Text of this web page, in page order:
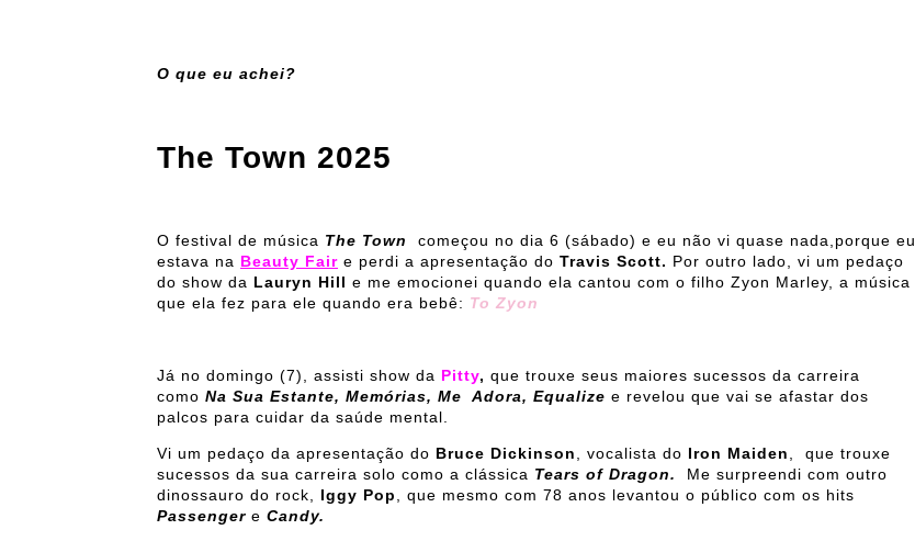
O que eu achei?
The Town 2025
O festival de música The Town
começou no dia 6 (sábado) e eu não vi quase nada,porque eu
estava na Beauty Fair e perdi a apresentação do Travis Scott. Por outro lado, vi um pedaço
do show da Lauryn Hill e me emocionei quando ela cantou com o filho Zyon Marley, a música
que ela fez para ele quando era bebê: To Zyon
Já no domingo (7), assisti show da Pitty, que trouxe seus maiores sucessos da carreira
como Na Sua Estante, Memórias, Me Adora, Equalize e revelou que vai se afastar dos
palcos para cuidar da saúde mental.
Vi um pedaço da apresentação do Bruce Dickinson , vocalista do Iron Maiden
, que trouxe
sucessos da sua carreira solo como a clássica Tears of Dragon. Me surpreendi com outro
dinossauro do rock, Iggy Pop
, que mesmo com 78 anos levantou o público com os hits
Passenger e Candy.